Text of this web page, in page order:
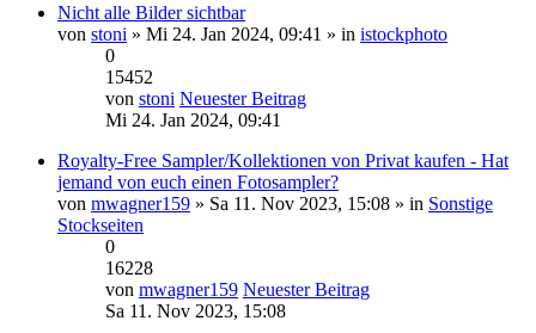
Nicht alle Bilder sichtbar
von stoni » Mi 24. Jan 2024, 09:41 » in istockphoto
0
15452
von stoni Neuester Beitrag
Mi 24. Jan 2024, 09:41
Royalty-Free Sampler/Kollektionen von Privat kaufen - Hat
jemand von euch einen Fotosampler?
von mwagner159 » Sa 11. Nov 2023, 15:08 » in Sonstige
Stockseiten
0
16228
von mwagner159 Neuester Beitrag
Sa 11. Nov 2023, 15:08